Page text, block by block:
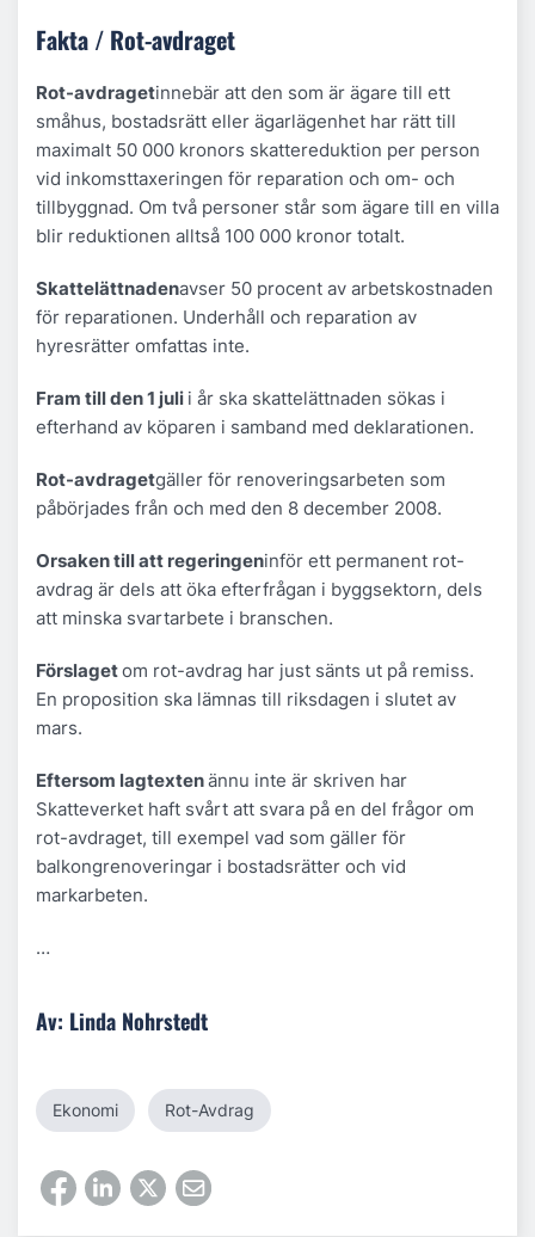
Fakta / Rot-avdraget
Rot-avdragetinnebär att den som är ägare till ett
småhus, bostadsrätt eller ägarlägenhet har rätt till
maximalt 50 000 kronors skattereduktion per person
vid inkomsttaxeringen för reparation och om- och
tillbyggnad. Om två personer står som ägare till en villa
blir reduktionen alltså 100 000 kronor totalt.
Skattelättnadenavser 50 procent av arbetskostnaden
för reparationen. Underhåll och reparation av
hyresrätter omfattas inte.
Fram till den 1 juli i år ska skattelättnaden sökas i
efterhand av köparen i samband med deklarationen.
Rot-avdragetgäller för renoveringsarbeten som
påbörjades från och med den 8 december 2008.
Orsaken till att regeringeninför ett permanent rot-
avdrag är dels att öka efterfrågan i byggsektorn, dels
att minska svartarbete i branschen.
Förslagetom rot-avdrag har just sänts ut på remiss.
En proposition ska lämnas till riksdagen i slutet av
mars.
Eftersom lagtextenännu inte är skriven har
Skatteverket haft svårt att svara på en del frågor om
rot-avdraget, till exempel vad som gäller för
balkongrenoveringar i bostadsrätter och vid
markarbeten.
…
Av: Linda Nohrstedt
Ekonomi Rot-Avdrag